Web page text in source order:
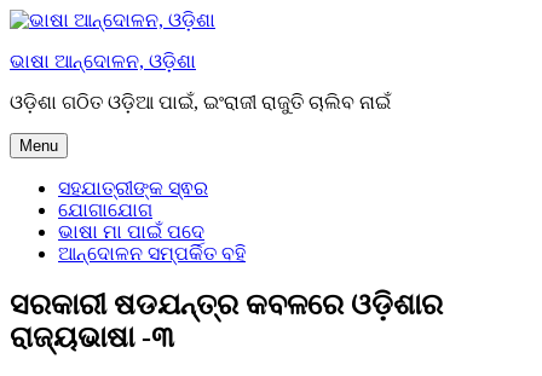
Skip
content
ଭାଷା ଆନ୍ଦୋଳନ, ଓଡ଼ିଶା
ଓଡ଼ିଶା ଗଠିତ ଓଡ଼ିଆ ପାଇଁ, ଇଂରାଜୀ ରାଜୁତି ଚାଲିବ ନାଇଁ
Menu
ସହଯାତ୍ରୀଙ୍କ ସ୍ଵର
ଯୋଗାଯୋଗ
ଭାଷା ମା ପାଇଁ ପଦେ
ଆନ୍ଦୋଳନ ସମ୍ପର୍କିତ ବହି
ସରକାରୀ ଷଡଯନ୍ତ୍ର କବଳରେ ଓଡ଼ିଶାର
ରାଜ୍ୟଭାଷା -୩